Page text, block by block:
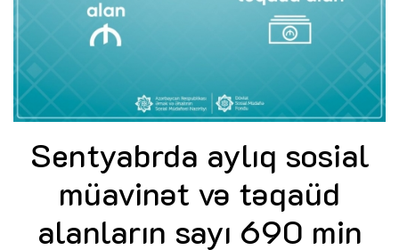
Sentyabrda aylıq sosial
müavinət və təqaüd
alanların sayı 690 min